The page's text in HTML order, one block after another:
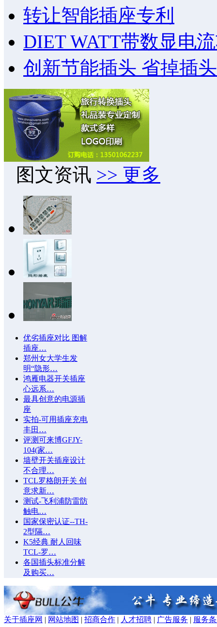
转让智能插座专利
DIET WATT带数显电
创新节能插头 省掉插
图文资讯 >> 更多
优劣插座对比 图解
插座…
郑州女大学生发
明“隐形…
鸿雁电器开关插座
心远系…
最具创意的电源插
座
实拍-可用插座充电
丰田…
评测可来博GFJY-
104(家…
墙壁开关插座设计
不合理…
TCL罗格朗开关 创
意求新…
测试-飞利浦防雷防
触电…
国家保密认证--TH-
2型隔…
K5经典 耐人回味
TCL-罗…
各国插头标准分解
及购买…
关于插座网 | 网站地图 | 招商合作 | 人才招聘 | 广告服务 | 服务